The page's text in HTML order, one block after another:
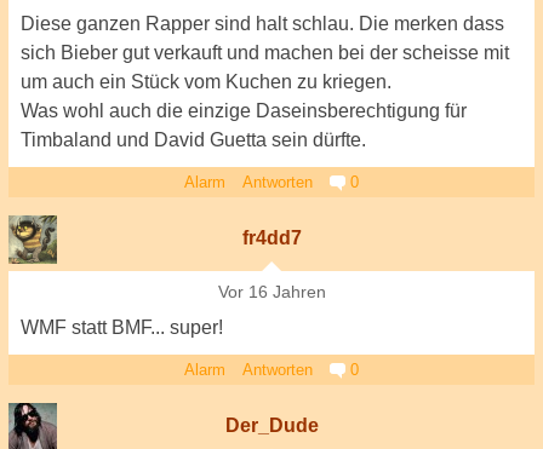
Diese ganzen Rapper sind halt schlau. Die merken dass
sich Bieber gut verkauft und machen bei der scheisse mit
um auch ein Stück vom Kuchen zu kriegen.
Was wohl auch die einzige Daseinsberechtigung für
Timbaland und David Guetta sein dürfte.
Alarm Antworten 0
fr4dd7
Vor 16 Jahren
WMF statt BMF... super!
Alarm Antworten 0
Der_Dude